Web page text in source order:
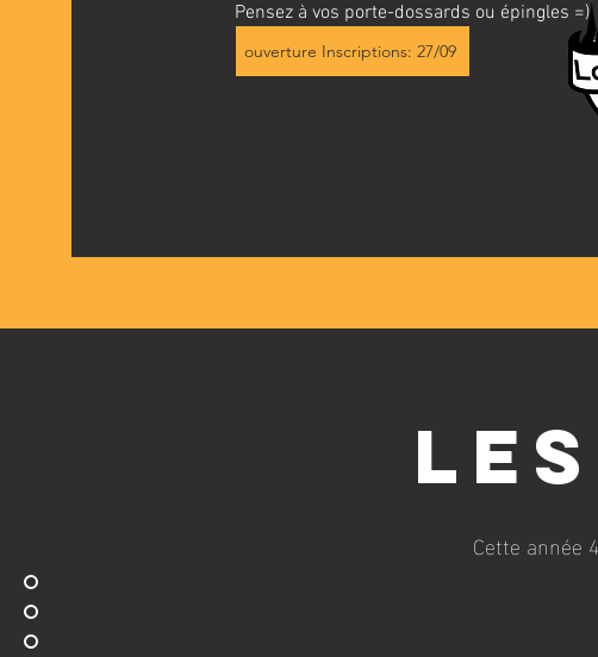
ouverture Inscriptions: 27/09
Pensez à vos porte-dossards ou épingles =)
Cette année